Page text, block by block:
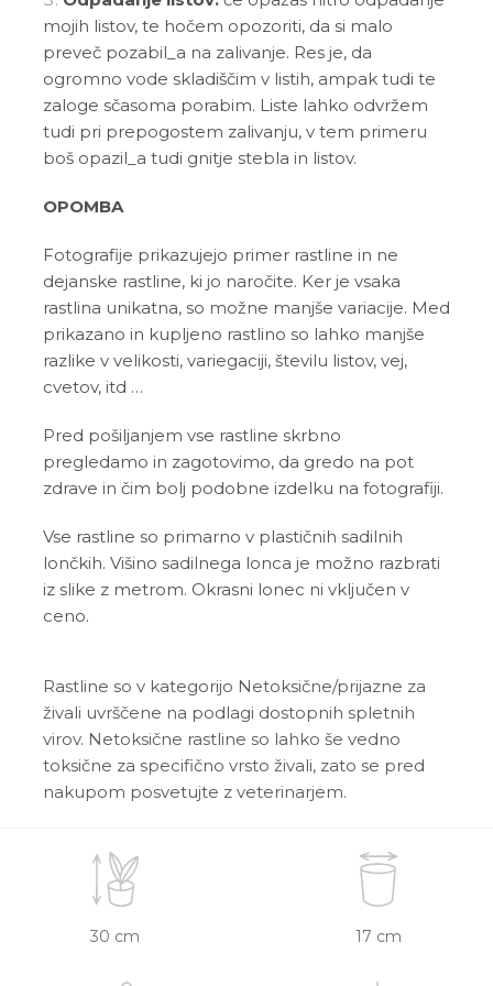
mojih listov, te hočem opozoriti, da si malo
preveč pozabil_a na zalivanje. Res je, da
ogromno vode skladiščim v listih, ampak tudi te
zaloge sčasoma porabim. Liste lahko odvržem
tudi pri prepogostem zalivanju, v tem primeru
boš opazil_a tudi gnitje stebla in listov.
OPOMBA
Fotografije prikazujejo primer rastline in ne
dejanske rastline, ki jo naročite. Ker je vsaka
rastlina unikatna, so možne manjše variacije. Med
prikazano in kupljeno rastlino so lahko manjše
razlike v velikosti, variegaciji, številu listov, vej,
cvetov, itd …
Pred pošiljanjem vse rastline skrbno
pregledamo in zagotovimo, da gredo na pot
zdrave in čim bolj podobne izdelku na fotografiji.
Vse rastline so primarno v plastičnih sadilnih
lončkih. Višino sadilnega lonca je možno razbrati
iz slike z metrom. Okrasni lonec ni vključen v
ceno.
Rastline so v kategorijo Netoksične/prijazne za
živali uvrščene na podlagi dostopnih spletnih
virov. Netoksične rastline so lahko še vedno
toksične za specifično vrsto živali, zato se pred
nakupom posvetujte z veterinarjem.
30 cm 17 cm